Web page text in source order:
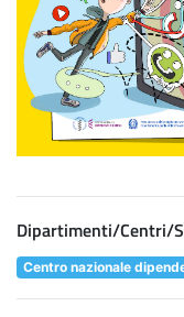
Dipartimenti/Centri/
Centro nazionale